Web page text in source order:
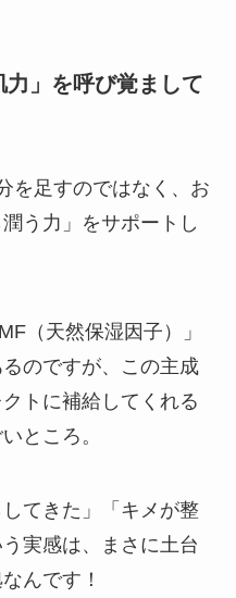
」を呼び覚まして
を足すのではなく、お
う力」をサポートし
（天然保湿因子）」
のですが、この主成
トに補給してくれる
ところ。
してきた」「キメが整
実感は、まさに土台
んです！